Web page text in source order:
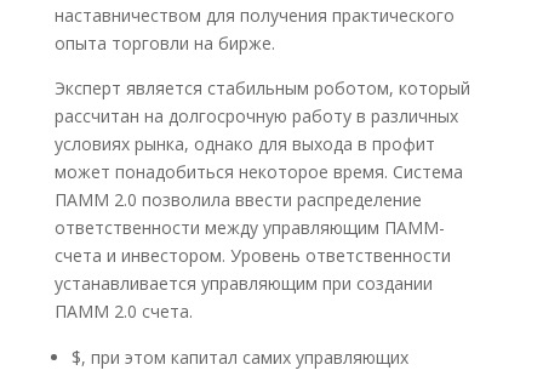
наставничеством для получения практического
опыта торговли на бирже.
Эксперт является стабильным роботом, который
рассчитан на долгосрочную работу в различных
условиях рынка, однако для выхода в профит
может понадобиться некоторое время. Система
ПАММ 2.0 позволила ввести распределение
ответственности между управляющим ПАММ-
счета и инвестором. Уровень ответственности
устанавливается управляющим при создании
ПАММ 2.0 счета.
$, при этом капитал самих управляющих